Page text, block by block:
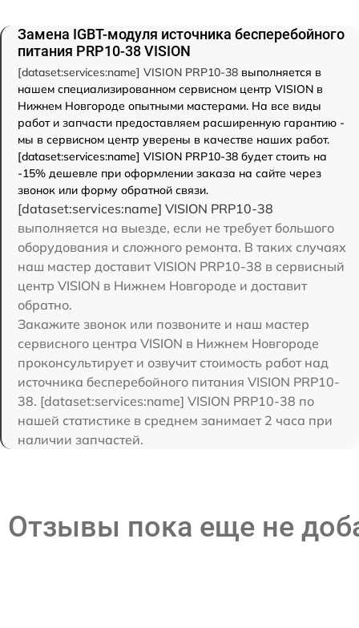
Замена IGBT-модуля источника бесперебойного
питания PRP10-38 VISION
[dataset:services:name] VISION PRP10-38 выполняется в
нашем специализированном сервисном центр VISION в
Нижнем Новгороде опытными мастерами. На все виды
работ и запчасти предоставляем расширенную гарантию -
мы в сервисном центр уверены в качестве наших работ.
[dataset:services:name] VISION PRP10-38 будет стоить на
-15% дешевле при оформлении заказа на сайте через
звонок или форму обратной связи.
[dataset:services:name] VISION PRP10-38
выполняется на выезде, если не требует большого
оборудования и сложного ремонта. В таких случаях
наш мастер доставит VISION PRP10-38 в сервисный
центр VISION в Нижнем Новгороде и доставит
обратно.
Закажите звонок или позвоните и наш мастер
сервисного центра VISION в Нижнем Новгороде
проконсультирует и озвучит стоимость работ над
источника бесперебойного питания VISION PRP10-
38. [dataset:services:name] VISION PRP10-38 по
нашей статистике в среднем занимает 2 часа при
наличии запчастей.
Отзывы пока еще не